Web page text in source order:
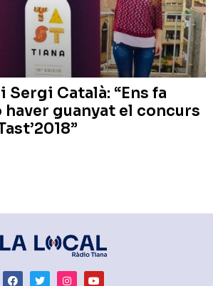
Sergi Català: “Ens fa
guanyat el concurs